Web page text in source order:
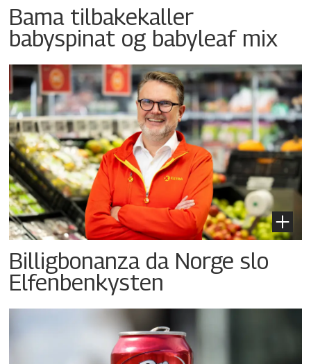
Bama tilbakekaller
babyspinat og babyleaf mix
Billigbonanza da Norge slo
Elfenbenkysten